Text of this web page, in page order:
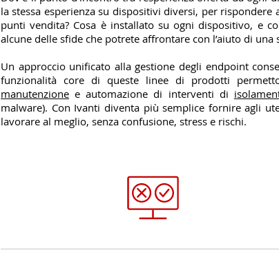
la stessa esperienza su dispositivi diversi, per
punti vendita? Cosa è installato su ogni dispositivo, e
alcune delle sfide che potrete affrontare con l’aiuto di
Un approccio unificato alla gestione degli endpoint
funzionalità core di queste linee di prodotti
manutenzione e automazione di interventi di
malware). Con Ivanti diventa più semplice fornire agli
lavorare al meglio, senza confusione, stress e rischi.